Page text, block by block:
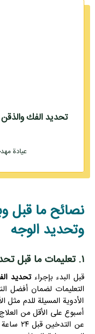
تحديد الفك
عيادة
نصائح ما قبل
وتحديد الوجه
۱. تعليمات ما قبل تحديد الفك والذقن (تكساس)
قبل البدء بإجراءتحديد
التعليمات لضمان أفضل
الأدوية المسيلة للدم مثل
أسبوع على الأقل من
عن